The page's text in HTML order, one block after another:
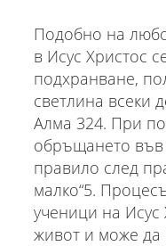
Подобно на
в Исус Христос
подхранване,
светлина всеки
Алма 324. При
обръщането във
правило след
малко“5.
ученици на
живот и може да